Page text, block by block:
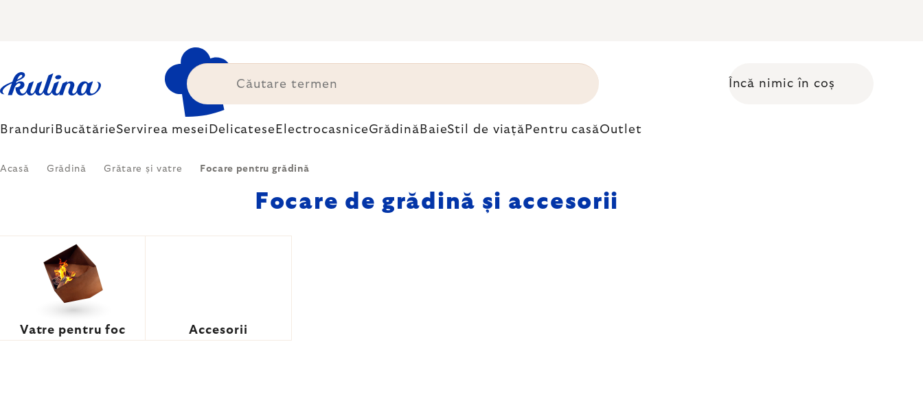
Coş de cumpărături
Încă nimic în coș
Branduri BucătărieServirea mesei Delicatese ElectrocasniceGrădină BaieStil de viață Pentru casăOutlet
Acasă Grădină Grătare și vatre Focare pentru grădină
Focare de grădină și accesorii
Vatre pentru foc Accesorii